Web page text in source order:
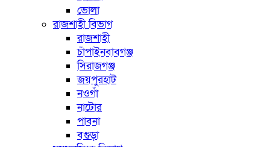
ভোলা
রাজশাহী বিভাগ
রাজশাহী
চাঁপাইনবাবগঞ্জ
সিরাজগঞ্জ
জয়পুরহাট
নওগাঁ
নাটোর
পাবনা
বগুড়া